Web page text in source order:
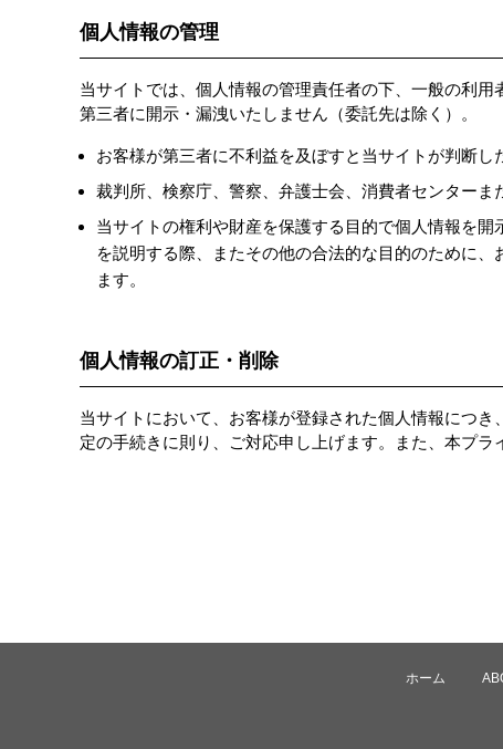
個人情報の管理
当サイトでは、個人情報の管理責任者の下、一般の利
第三者に開示・漏洩いたしません（委託先は除く）。
お客様が第三者に不利益を及ぼすと当サイトが判断
裁判所、検察庁、警察、弁護士会、消費者センター
当サイトの権利や財産を保護する目的で個人情報を
を説明する際、またその他の合法的な目的のために
ます。
個人情報の訂正・削除
当サイトにおいて、お客様が登録された個人情報につ
定の手続きに則り、ご対応申し上げます。また、本プ
ホーム